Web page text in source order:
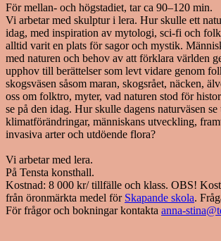
För mellan- och högstadiet, tar ca 90–120 min.
Vi arbetar med skulptur i lera. Hur skulle ett
idag, med inspiration av mytologi, sci-fi och
alltid varit en plats för sagor och mystik.
med naturen och behov av att förklara världen
upphov till berättelser som levt vidare genom
skogsväsen såsom maran, skogsrået, näcken,
oss om folktro, myter, vad naturen stod för
se på den idag. Hur skulle dagens naturväsen se
klimatförändringar, människans utveckling,
invasiva arter och utdöende flora?
Vi arbetar med lera.
På Tensta konsthall.
Kostnad: 8 000 kr/ tillfälle och klass. OBS!
från öronmärkta medel för Skapande skola.
För frågor och bokningar kontakta anna-